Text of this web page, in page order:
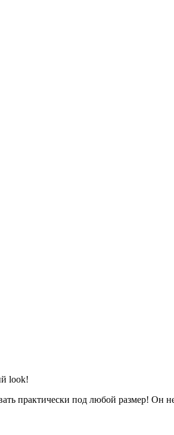
look!
практически под любой размер! Он